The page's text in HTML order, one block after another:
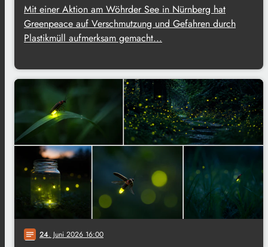
Mit einer Aktion am Wöhrder See in Nürnberg hat
Greenpeace auf Verschmutzung und Gefahren durch
Plastikmüll aufmerksam gemacht...
notes 24. Juni 2026 16:00